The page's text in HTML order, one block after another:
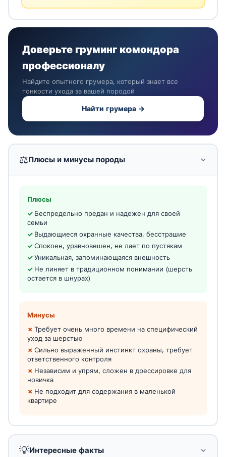
Доверьте груминг комондора
профессионалу
Найдите опытного грумера, который знает все
тонкости ухода за вашей породой
Найти грумера →
⚖️Плюсы и минусы породы
Плюсы
Беспредельно предан и надежен для своей
семьи
Выдающиеся охранные качества, бесстрашие
Спокоен, уравновешен, не лает по пустякам
Уникальная, запоминающаяся внешность
Не линяет в традиционном понимании (шерсть
остается в шнурах)
Минусы
Требует очень много времени на специфический
уход за шерстью
Сильно выраженный инстинкт охраны, требует
ответственного контроля
Независим и упрям, сложен в дрессировке для
новичка
Не подходит для содержания в маленькой
квартире
💡Интересные факты